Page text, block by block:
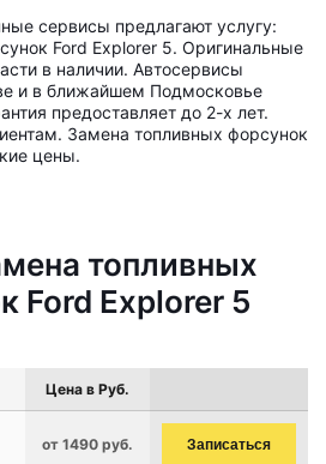
сервисы предлагают услугу:
Ford Explorer 5. Оригинальные
в наличии. Автосервисы
и в ближайшем Подмосковье
предоставляет до 2-х лет.
Замена топливных форсунок
цены.
топливных
Ford Explorer 5
Цена в Руб.
от 1490 руб. Записаться